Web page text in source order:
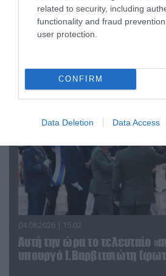
related to security, including
functionality and fraud
user protection.
CONFIRM
Data Deletion Data Access
06.08.2026 | 09:03
«Οι εντελώς αθώοι»: Η
τα ζώα που χάθηκαν στις
04.08.2026 | 15:02
Αυτή την ώρα το τελευταίο
υπουργό Ι.Βαρβιτσιώτη